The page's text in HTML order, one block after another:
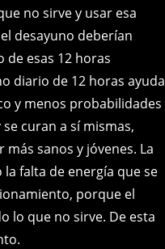
no sirve y usar esa
desayuno deberían
esas 12 horas
diario de 12 horas ayuda
y menos probabilidades
curan a sí mismas,
sanos y jóvenes. La
falta de energía que se
porque el
lo que no sirve. De esta